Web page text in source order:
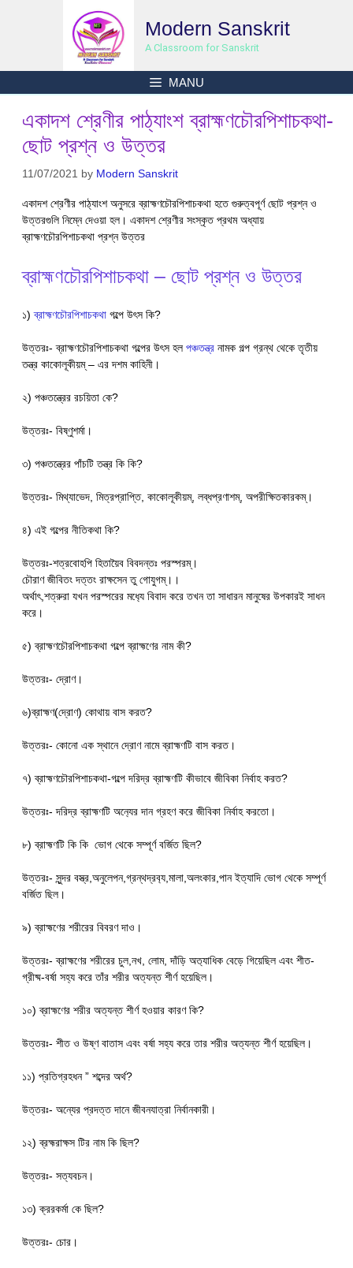
Modern Sanskrit
A Classroom for Sanskrit
MANU
একাদশ শ্রেণীর পাঠ্যাংশ ব্রাহ্মণচৌরপিশাচকথা-
ছোট প্রশ্ন ও উত্তর
11/07/2021 by Modern Sanskrit
একাদশ শ্রেণীর পাঠ্যাংশ অনুসরে ব্রাহ্মণচৌরপিশাচকথা হতে গুরুত্বপূর্ণ ছোট প্রশ্ন ও
উত্তরগুলি নিম্নে দেওয়া হল। একাদশ শ্রেণীর সংস্কৃত প্রথম অধ্যায়
ব্রাহ্মণচৌরপিশাচকথা প্রশ্ন উত্তর
ব্রাহ্মণচৌরপিশাচকথা – ছোট প্রশ্ন ও উত্তর
১)ব্রাহ্মণচৌরপিশাচকথা গল্পে উৎস কি?
উত্তরঃ- ব্রাহ্মণচৌরপিশাচকথা গল্পের উৎস হল পঞ্চতন্ত্র নামক গল্প গ্রন্থ থেকে তৃতীয়
তন্ত্র কাকোলূকীয়ম্ – এর দশম কাহিনী।
২) পঞ্চতন্ত্রের রচয়িতা কে?
উত্তরঃ- বিষ্ণুশর্মা।
৩) পঞ্চতন্ত্রের পাঁচটি তন্ত্র কি কি?
উত্তরঃ- মিথ্যাভেদ, মিত্রপ্রাপ্তি, কাকোলূকীয়ম্, লব্ধপ্রণাশম্, অপরীক্ষিতকারকম্।
৪) এই গল্পের নীতিকথা কি?
উত্তরঃ-শত্রবোহপি হিতায়ৈব বিবদন্তঃ পরস্পরম্।
চৌরাণ জীবিতং দত্তং রাক্ষসেন তু গোযুগম্।।
অর্থাৎ,শত্রুরা যখন পরস্পরের মধ‍্যে বিবাদ করে তখন তা সাধারন মানুষের উপকারই সাধন
করে।
৫) ব্রাহ্মণচৌরপিশাচকথা গল্পে ব্রাহ্মণের নাম কী?
উত্তরঃ- দ্রোণ।
৬)ব্রাহ্মণ(দ্রোণ) কোথায় বাস করত?
উত্তরঃ- কোনো এক স্থানে দ্রোণ নামে ব্রাহ্মণটি বাস করত।
৭) ব্রাহ্মণচৌরপিশাচকথা-গল্পে দরিদ্র ব্রাহ্মণটি কীভাবে জীবিকা নির্বাহ করত?
উত্তরঃ- দরিদ্র ব্রাহ্মণটি অন‍্যের দান গ্রহণ করে জীবিকা নির্বাহ করতো।
৮) ব্রাহ্মণটি কি কি ভোগ থেকে সম্পূর্ণ বর্জিত ছিল?
উত্তরঃ- সুন্দর বস্ত্র,অনুলেপন,গ্রন্থদ্রব‍্য,মালা,অলংকার,পান ইত্যাদি ভোগ থেকে সম্পূর্ণ
বর্জিত ছিল।
৯) ব্রাহ্মণের শরীরের বিবরণ দাও।
উত্তরঃ- ব্রাহ্মণের শরীরের চুল,নখ, লোম, দাঁড়ি অত‍্যাধিক বেড়ে গিয়েছিল এবং শীত-
গ্রীষ্ম-বর্ষা সহ্য করে তাঁর শরীর অত্যন্ত শীর্ণ হয়েছিল।
১০) ব্রাহ্মণের শরীর অত্যন্ত শীর্ণ হওয়ার কারণ কি?
উত্তরঃ- শীত ও উষ্ণ বাতাস এবং বর্ষা সহ্য করে তার শরীর অত্যন্ত শীর্ণ হয়েছিল।
১১) প্রতিগ্রহধন ” শব্দের অর্থ?
উত্তরঃ- অন্যের প্রদত্ত দানে জীবনযাত্রা নির্বানকারী।
১২) ব্রহ্মরাক্ষস টির নাম কি ছিল?
উত্তরঃ- সত্যবচন।
১৩) ক্ররকর্মা কে ছিল?
উত্তরঃ- চোর।